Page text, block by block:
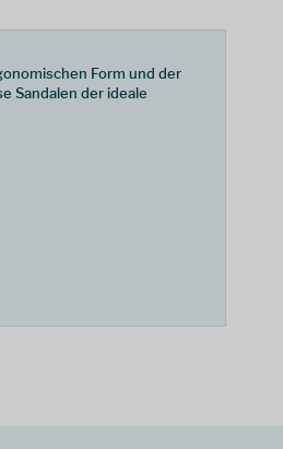
Form und der
Sandalen der ideale